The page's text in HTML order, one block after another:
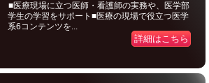
■医療現場に立つ医師・看護師の実務や、医学部
学生の学習をサポート■医療の現場で役立つ医学
系6コンテンツを...
詳細はこちら